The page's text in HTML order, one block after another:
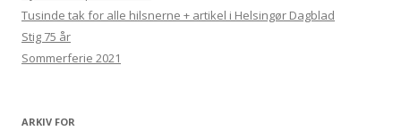
Tusinde tak for alle hilsnerne + artikel i Helsingør Dagblad
Stig 75 år
Sommerferie 2021
ARKIV FOR